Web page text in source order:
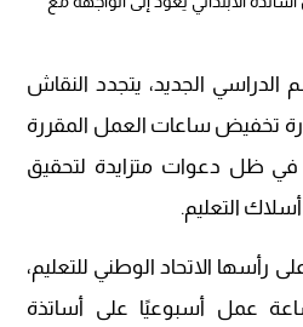
الجديد، يتجدد النقاش
تخفيض ساعات العمل المقررة
في ظل دعوات متزايدة لتحقيق
التعليم.
رأسها الاتحاد الوطني للتعليم،
فرض 30 ساعة عمل أسبوعيًا على أساتذة